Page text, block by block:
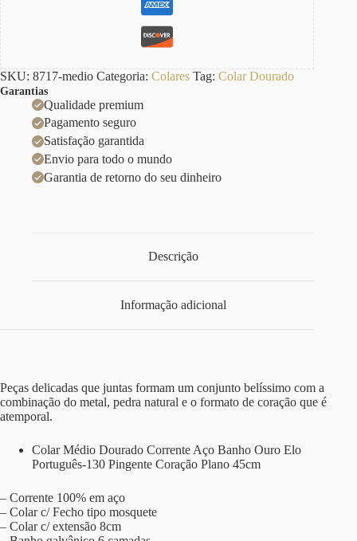
SKU: 8717-medio Categoria: Colares Tag: Colar Dourado
Garantias
Qualidade premium
Pagamento seguro
Satisfação garantida
Envio para todo o mundo
Garantia de retorno do seu dinheiro
Descrição
Informação adicional
Peças delicadas que juntas formam um conjunto belíssimo com a
combinação do metal, pedra natural e o formato de coração que é
atemporal.
Colar Médio Dourado Corrente Aço Banho Ouro Elo
Português-130 Pingente Coração Plano 45cm
– Corrente 100% em aço
– Colar c/ Fecho tipo mosquete
– Colar c/ extensão 8cm